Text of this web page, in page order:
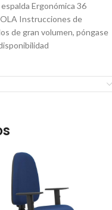
Ergonómica 36
Instrucciones de
de gran volumen, póngase